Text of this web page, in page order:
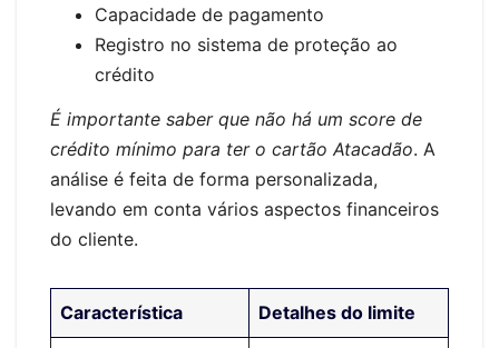
Capacidade de pagamento
Registro no sistema de proteção ao
crédito
É importante saber que não há um score de
crédito mínimo para ter o cartão Atacadão. A
análise é feita de forma personalizada,
levando em conta vários aspectos financeiros
do cliente.
Característica Detalhes do limite